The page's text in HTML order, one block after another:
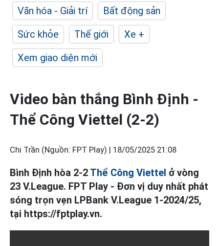
Văn hóa - Giải trí
Bất động sản
Sức khỏe
Thế giới
Xe +
Xem giao diện mới
Video bàn thắng Bình Định -
Thể Công Viettel (2-2)
Chi Trần (Nguồn: FPT Play) | 18/05/2025 21:08
Bình Định hòa 2-2 Thể Công Viettel ở vòng
23 V.League. FPT Play - Đơn vị duy nhất phát
sóng trọn vẹn LPBank V.League 1-2024/25,
tại https://fptplay.vn.